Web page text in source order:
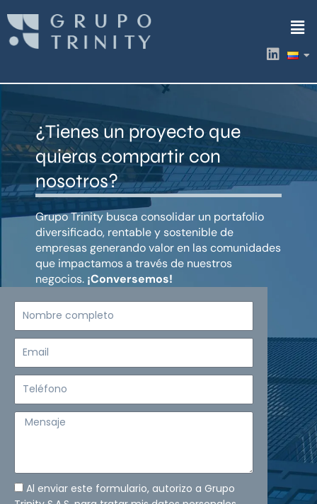
contenido
L
i
k
i
¿Tienes un proyecto que
quieras compartir con
nosotros?
Grupo Trinity busca consolidar un portafolio
diversificado, rentable y sostenible de
empresas generando valor en las comunidades
que impactamos a través de nuestros
negocios. ¡Conversemos!
Mensaje
Al enviar este formulario, autorizo a Grupo